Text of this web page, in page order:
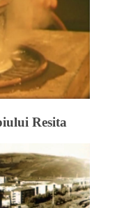
Resita